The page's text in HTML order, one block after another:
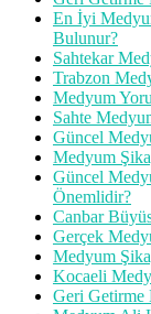
En İyi
Bulunur?
Sahtekar
Trabzon
Medyum
Sahte
Güncel
Medyum
Güncel
Önemlidir?
Canbar
Gerçek
Medyum
Kocaeli
Geri Getirme